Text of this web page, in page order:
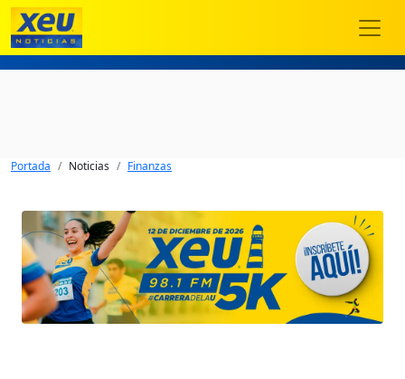
Portada Noticias Finanzas